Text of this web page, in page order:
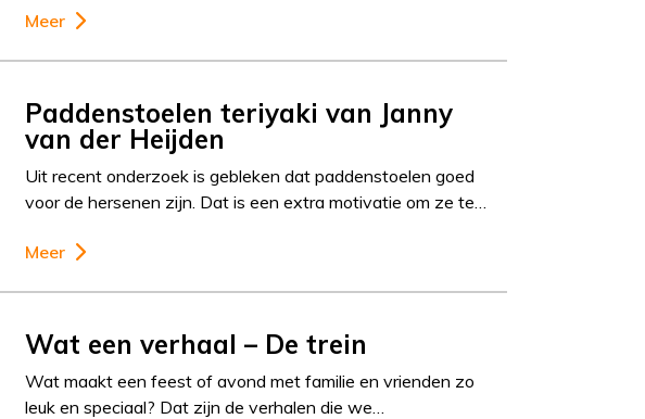
Meer
Paddenstoelen teriyaki van Janny
van der Heijden
Uit recent onderzoek is gebleken dat paddenstoelen goed
voor de hersenen zijn. Dat is een extra motivatie om ze te…
Meer
Wat een verhaal – De trein
Wat maakt een feest of avond met familie en vrienden zo
leuk en speciaal? Dat zijn de verhalen die we…